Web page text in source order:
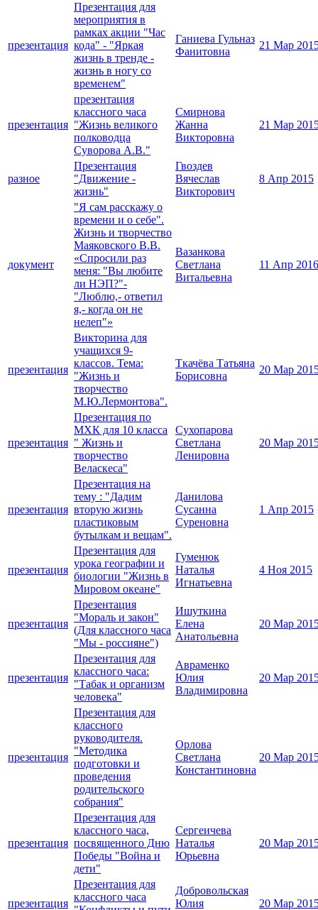
презентация
Презентация для
мероприятия в
рамках акции "Час
кода" - "Яркая
жизнь в тренде -
жизнь в ногу со
временем"
Ганиева Гульназ
Фанитовна
21 Мар
презентация
презентация
классного часа
"Жизнь великого
полководца
Суворова А.В."
Смирнова
Жанна
Викторовна
21 Мар
разное
Презентация
"Движение -
жизнь"
Гвоздев
Вячеслав
Викторович
8 Апр 2015
документ
"Я сам расскажу о
времени и о себе".
Жизнь и творчество
Маяковского В.В.
«Спросили раз
меня: "Вы любите
ли НЭП?"-
"Люблю,- ответил
я,- когда он не
нелеп"»
Вазанкова
Светлана
Витальевна
11 Апр 2016
презентация
Викторина для
учащихся 9-
классов. Тема:
"Жизнь и
творчество
М.Ю.Лермонтова".
Ткачёва Татьяна
Борисовна
20 Мар
презентация
Презентация по
МХК для 10 класса
" Жизнь и
творчество
Веласкеса"
Сухопарова
Светлана
Ленировна
20 Мар
презентация
Презентация на
тему : "Дадим
вторую жизнь
пластиковым
бутылкам и вещам".
Данилова
Сусанна
Суреновна
1 Апр 2015
презентация
Презентация для
урока географии и
биологии "Жизнь в
Мировом океане"
Гуменюк
Наталья
Игнатьевна
4 Ноя 2015
презентация
Презентация
"Мораль и закон"
(Для классного часа
"Мы - россияне")
Ишуткина
Елена
Анатольевна
20 Мар
презентация
Презентация для
классного часа:
"Табак и организм
человека"
Авраменко
Юлия
Владимировна
20 Мар
презентация
Презентация для
классного
руководителя.
"Методика
подготовки и
проведения
родительского
собрания"
Орлова
Светлана
Константиновна
20 Мар
презентация
Презентация для
классного часа,
посвященного Дню
Победы "Война и
дети"
Сергеичева
Наталья
Юрьевна
20 Мар
презентация
Презентация для
классного часа
Добровольская
Юлия
20 Мар